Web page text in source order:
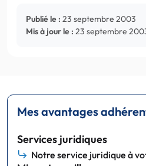
Publié le : 23 septembre 2003
Mis à jour le : 23 septembre
Mes avantages
Services juridiques
Notre service juridique à